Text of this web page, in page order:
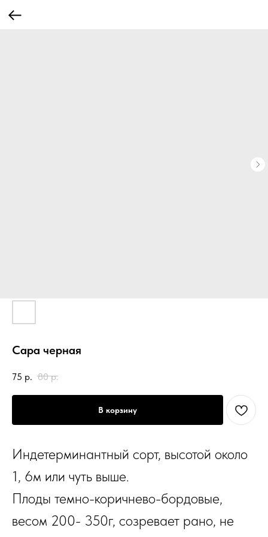
Сара черная
75 р. 80 р.
В корзину
Индетерминантный сорт, высотой около
1, 6м или чуть выше.
Плоды темно-коричнево-бордовые,
весом 200- 350г, созревает рано, не